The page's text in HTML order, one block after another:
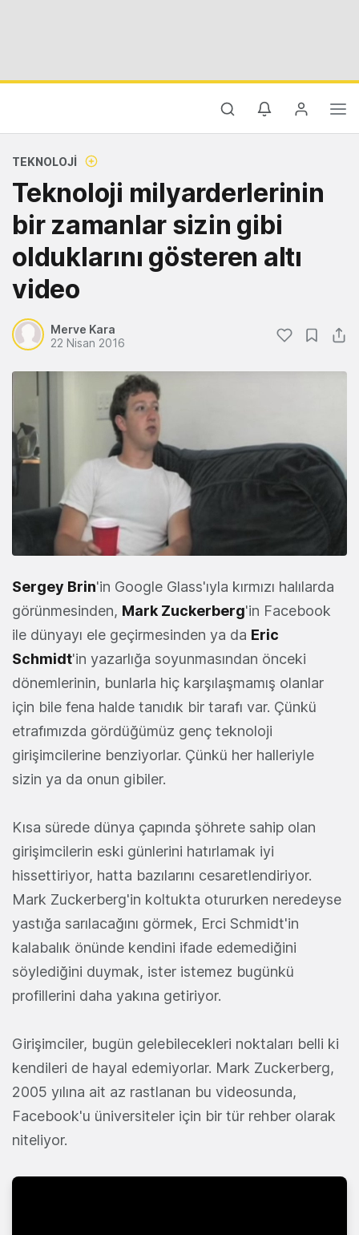
TEKNOLOJI
Teknoloji milyarderlerinin
bir zamanlar sizin gibi
olduklarını gösteren altı
video
Merve Kara
22 Nisan 2016
Sergey Brin'in Google Glass'ıyla kırmızı halılarda
görünmesinden, Mark Zuckerberg'in Facebook
ile dünyayı ele geçirmesinden ya da Eric
Schmidt'in yazarlığa soyunmasından önceki
dönemlerinin, bunlarla hiç karşılaşmamış olanlar
için bile fena halde tanıdık bir tarafı var. Çünkü
etrafımızda gördüğümüz genç teknoloji
girişimcilerine benziyorlar. Çünkü her halleriyle
sizin ya da onun gibiler.
Kısa sürede dünya çapında şöhrete sahip olan
girişimcilerin eski günlerini hatırlamak iyi
hissettiriyor, hatta bazılarını cesaretlendiriyor.
Mark Zuckerberg'in koltukta otururken neredeyse
yastığa sarılacağını görmek, Erci Schmidt'in
kalabalık önünde kendini ifade edemediğini
söylediğini duymak, ister istemez bugünkü
profillerini daha yakına getiriyor.
Girişimciler, bugün gelebilecekleri noktaları belli ki
kendileri de hayal edemiyorlar. Mark Zuckerberg,
2005 yılına ait az rastlanan bu videosunda,
Facebook'u üniversiteler için bir tür rehber olarak
niteliyor.